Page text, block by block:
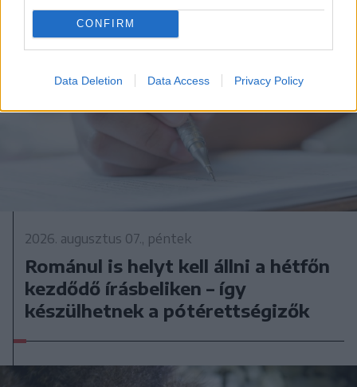
CONFIRM
Data Deletion Data Access Privacy Policy
2026. augusztus 07., péntek
Románul is helyt kell állni a hétfőn
kezdődő írásbeliken – így
készülhetnek a pótérettségizők